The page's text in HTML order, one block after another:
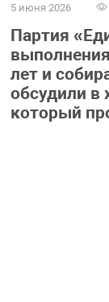
5 июня 2026
Партия
лет и
обсудили в
который